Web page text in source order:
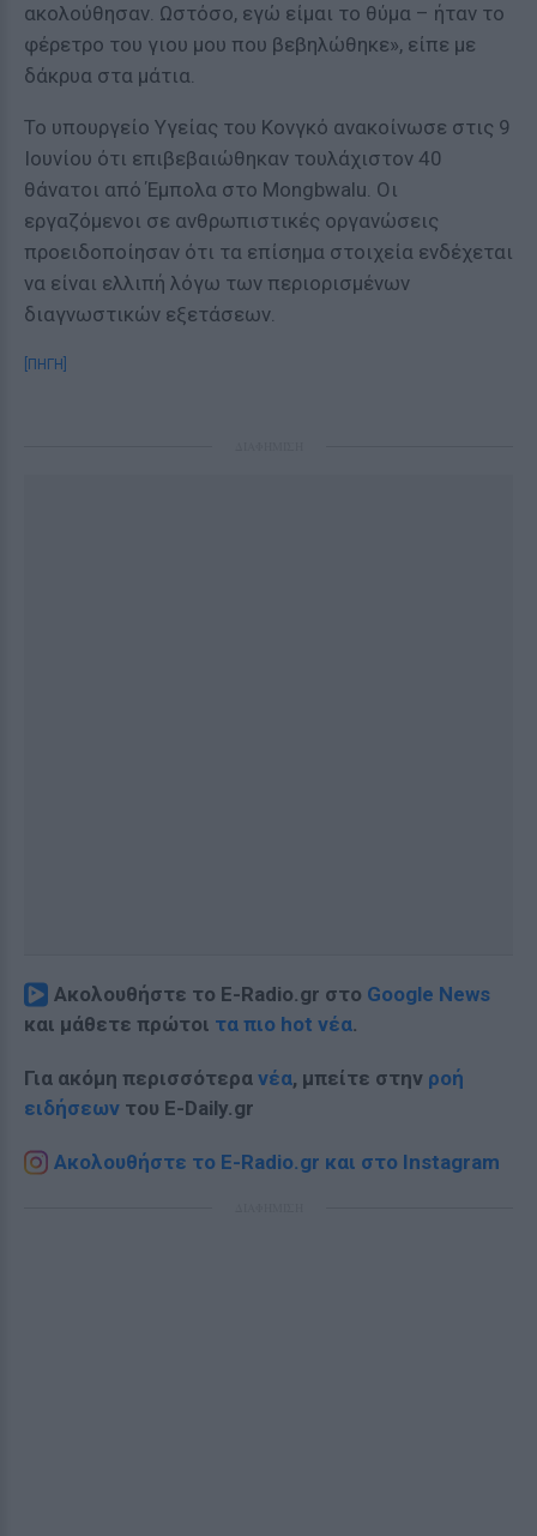
ακολούθησαν. Ωστόσο, εγώ είμαι το θύμα – ήταν το
φέρετρο του γιου μου που βεβηλώθηκε», είπε με
δάκρυα στα μάτια.
Το υπουργείο Υγείας του Κονγκό ανακοίνωσε στις 9
Ιουνίου ότι επιβεβαιώθηκαν τουλάχιστον 40
θάνατοι από Έμπολα στο Mongbwalu. Οι
εργαζόμενοι σε ανθρωπιστικές οργανώσεις
προειδοποίησαν ότι τα επίσημα στοιχεία ενδέχεται
να είναι ελλιπή λόγω των περιορισμένων
διαγνωστικών εξετάσεων.
[ΠΗΓΗ]
Ακολουθήστε το E-Radio.gr στο Google News
και μάθετε πρώτοι τα πιο hot νέα.
Για ακόμη περισσότερα νέα, μπείτε στην ροή
ειδήσεων του E-Daily.gr
Ακολουθήστε το E-Radio.gr και στο Instagram